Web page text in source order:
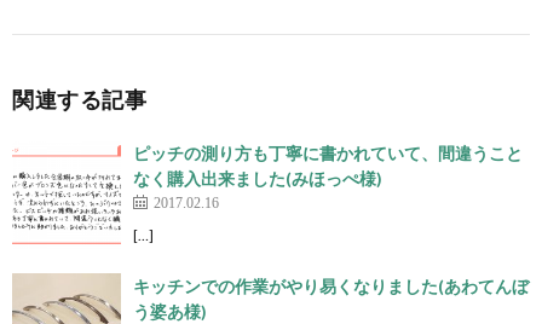
関連する記事
ピッチの測り方も丁寧に書かれていて、間違うこと
なく購入出来ました(みほっぺ様)
2017.02.16
[…]
キッチンでの作業がやり易くなりました(あわてんぼ
う婆あ様)